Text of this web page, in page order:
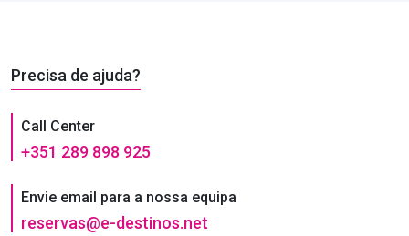
Precisa de ajuda?
Call Center
+351 289 898 925
Envie email para a nossa equipa
reservas@e-destinos.net